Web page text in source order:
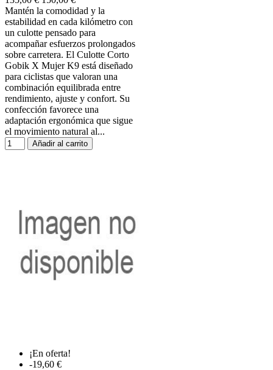
Mantén la comodidad y la
estabilidad en cada kilómetro con
un culotte pensado para
acompañar esfuerzos prolongados
sobre carretera. El Culotte Corto
Gobik X Mujer K9 está diseñado
para ciclistas que valoran una
combinación equilibrada entre
rendimiento, ajuste y confort. Su
confección favorece una
adaptación ergonómica que sigue
el movimiento natural al...
Añadir al carrito
¡En oferta!
-19,60 €